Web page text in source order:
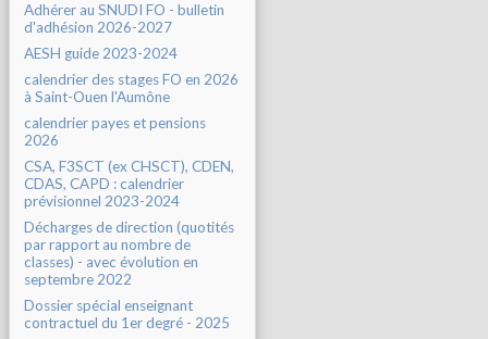
Adhérer au SNUDI FO - bulletin
d'adhésion 2026-2027
AESH guide 2023-2024
calendrier des stages FO en 2026
à Saint-Ouen l'Aumône
calendrier payes et pensions
2026
CSA, F3SCT (ex CHSCT), CDEN,
CDAS, CAPD : calendrier
prévisionnel 2023-2024
Décharges de direction (quotités
par rapport au nombre de
classes) - avec évolution en
septembre 2022
Dossier spécial enseignant
contractuel du 1er degré - 2025